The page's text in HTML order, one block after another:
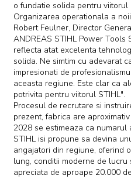
o fundatie solida pentru viitorul
Organizarea operationala a
Robert Feulner, Director
ANDREAS STIHL Power Tools
reflecta atat excelenta
solida. Ne simtim cu adevarat
impresionati de
aceasta regiune. Este clar ca
potrivita pentru viitorul STIHL".
Procesul de recrutare si
prezent, fabrica are
2028 se estimeaza ca
STIHL isi propune sa devina
angajatori din regiune, oferind
lung, conditii moderne de
apreciata de aproape 20.000